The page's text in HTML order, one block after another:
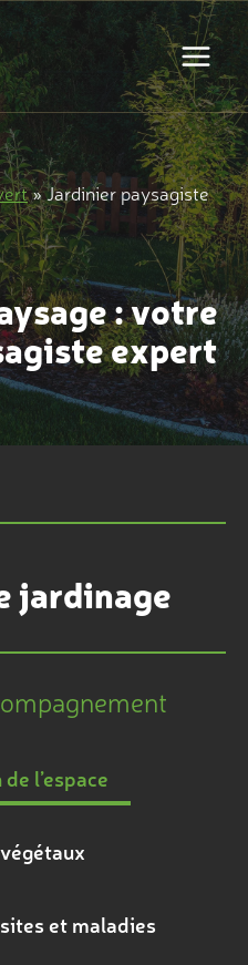
»Jardinier paysagiste
: votre
expert
jardinage
l’espace
et maladies